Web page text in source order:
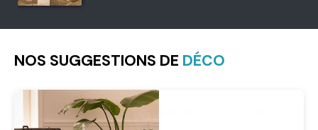
NOS SUGGESTIONS DE DÉCO